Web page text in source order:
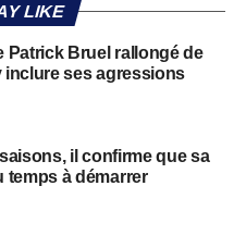
LIKE
Patrick Bruel rallongé de
inclure ses agressions
il confirme que sa
temps à démarrer